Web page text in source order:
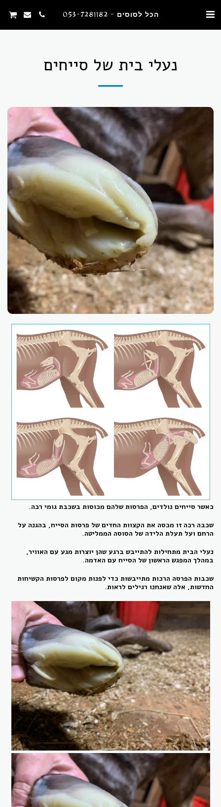
הכל לסוסים - 053-7281182
נעלי בית של סייחים
כאשר סייחים נולדים, הפרסות שלהם מכוסות בשכבת גומי רכה.
שכבה רכה זו מכסה את הקצוות החדים של פרסות הסייח, בהגנה על
הרחם ועל תעלת הלידה של הסוסה הממליטה.
נעלי הבית מתחילות להתייבש ברגע שהן יוצרות מגע עם האוויר,
במהלך המפגש הראשון של הסייח עם האדמה.
שכבות הפרסה הרכות מתייבשות כדי לפנות מקום לפרסות הקשיחות
החדשות, אלה שאנחנו רגילים לראות.